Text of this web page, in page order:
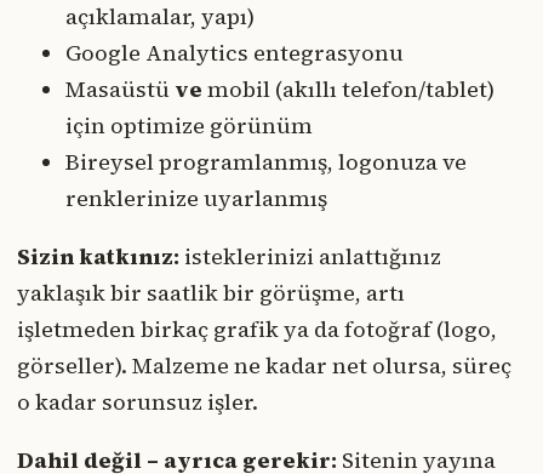
açıklamalar, yapı)
Google Analytics entegrasyonu
Masaüstü ve mobil (akıllı telefon/tablet)
için optimize görünüm
Bireysel programlanmış, logonuza ve
renklerinize uyarlanmış
Sizin katkınız: isteklerinizi anlattığınız
yaklaşık bir saatlik bir görüşme, artı
işletmeden birkaç grafik ya da fotoğraf (logo,
görseller). Malzeme ne kadar net olursa, süreç
o kadar sorunsuz işler.
Dahil değil – ayrıca gerekir: Sitenin yayına